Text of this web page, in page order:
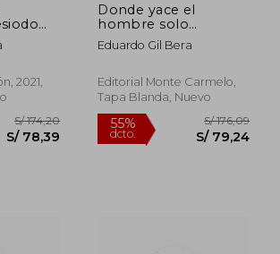
2021,
Donde yace el
hombre solo
(Amigos De Orar -
Otra Mira)
Eduardo Gil Bera
Editorial Monte Carmelo,
Tapa Blanda, Nuevo